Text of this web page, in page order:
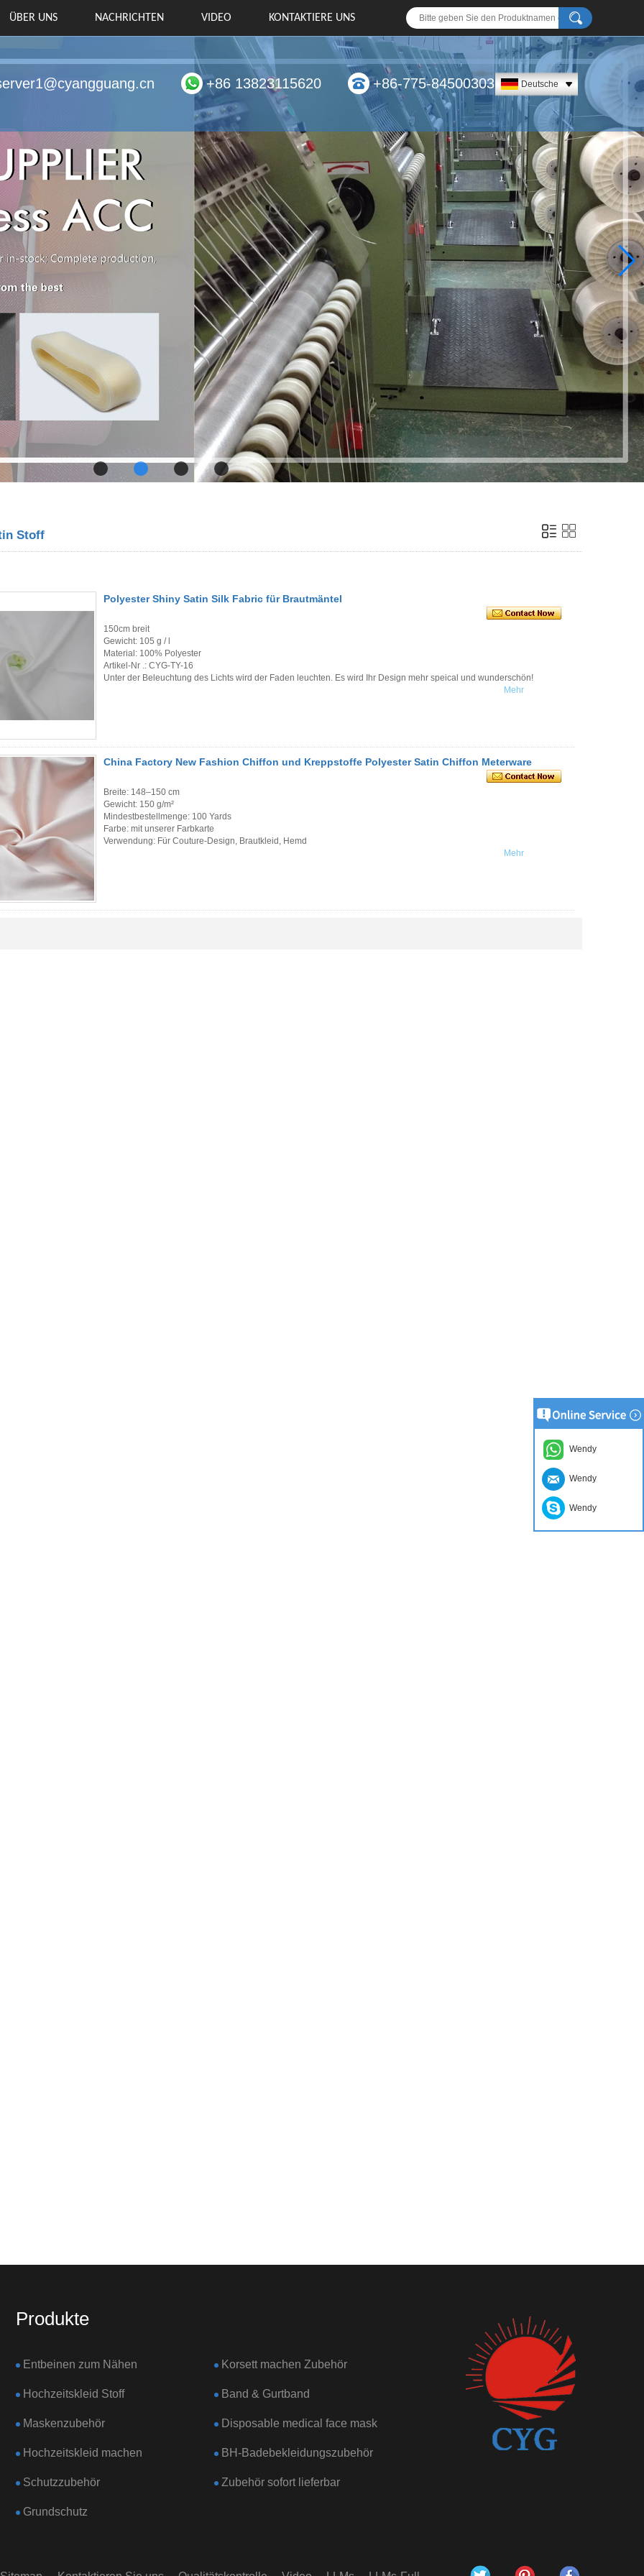
ÜBER UNS NACHRICHTEN VIDEO KONTAKTIERE UNS
+86 13823115620 +86-775-84500303 Deutsche
Stoff
Polyester Shiny Satin Silk Fabric für Brautmäntel
150cm breit
Gewicht: 105 g / l
Material: 100% Polyester
Artikel-Nr .: CYG-TY-16
Unter der Beleuchtung des Lichts wird der Faden leuchten. Es wird Ihr Design mehr speical und wunderschön!
Mehr
China Factory New Fashion Chiffon und Kreppstoffe Polyester Satin Chiffon Meterware
Breite: 148–150 cm
Gewicht: 150 g/m²
Mindestbestellmenge: 100 Yards
Farbe: mit unserer Farbkarte
Verwendung: Für Couture-Design, Brautkleid, Hemd
Mehr
Produkte
Entbeinen zum Nähen Korsett machen Zubehör
Hochzeitskleid Stoff Band & Gurtband
Maskenzubehör Disposable medical face mask
Hochzeitskleid machen BH-Badebekleidungszubehör
Schutzzubehör Zubehör sofort lieferbar
Grundschutz
Wendy
Wendy
Wendy